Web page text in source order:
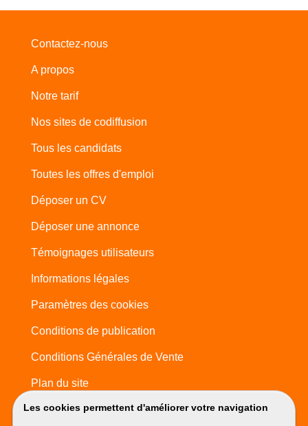
Les cookies permettent d'améliorer votre navigation
Contactez-nous
A propos
Notre tarif
Nos sites de codiffusion
Tous les candidats
Toutes les offres d'emploi
Déposer un CV
Déposer une annonce
Témoignages utilisateurs
Informations légales
Paramètres des cookies
Conditions de publication
Conditions Générales de Vente
Plan du site